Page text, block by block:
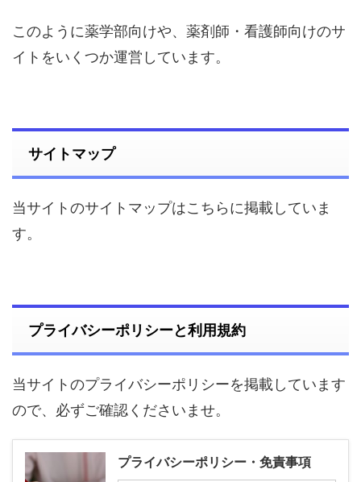
このように薬学部向けや、薬剤師・看護師向けのサ
イトをいくつか運営しています。
サイトマップ
当サイトのサイトマップはこちらに掲載していま
す。
プライバシーポリシーと利用規約
当サイトのプライバシーポリシーを掲載しています
ので、必ずご確認くださいませ。
プライバシーポリシー・免責事項